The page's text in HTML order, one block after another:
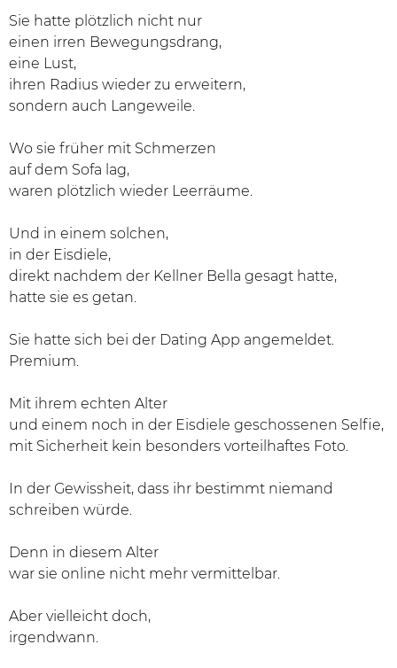
Sie hatte plötzlich nicht nur
einen irren Bewegungsdrang,
eine Lust,
ihren Radius wieder zu erweitern,
sondern auch Langeweile.
Wo sie früher mit Schmerzen
auf dem Sofa lag,
waren plötzlich wieder Leerräume.
Und in einem solchen,
in der Eisdiele,
direkt nachdem der Kellner Bella gesagt hatte,
hatte sie es getan.
Sie hatte sich bei der Dating App angemeldet.
Premium.
Mit ihrem echten Alter
und einem noch in der Eisdiele geschossenen Selfie,
mit Sicherheit kein besonders vorteilhaftes Foto.
In der Gewissheit, dass ihr bestimmt niemand
schreiben würde.
Denn in diesem Alter
war sie online nicht mehr vermittelbar.
Aber vielleicht doch,
irgendwann.